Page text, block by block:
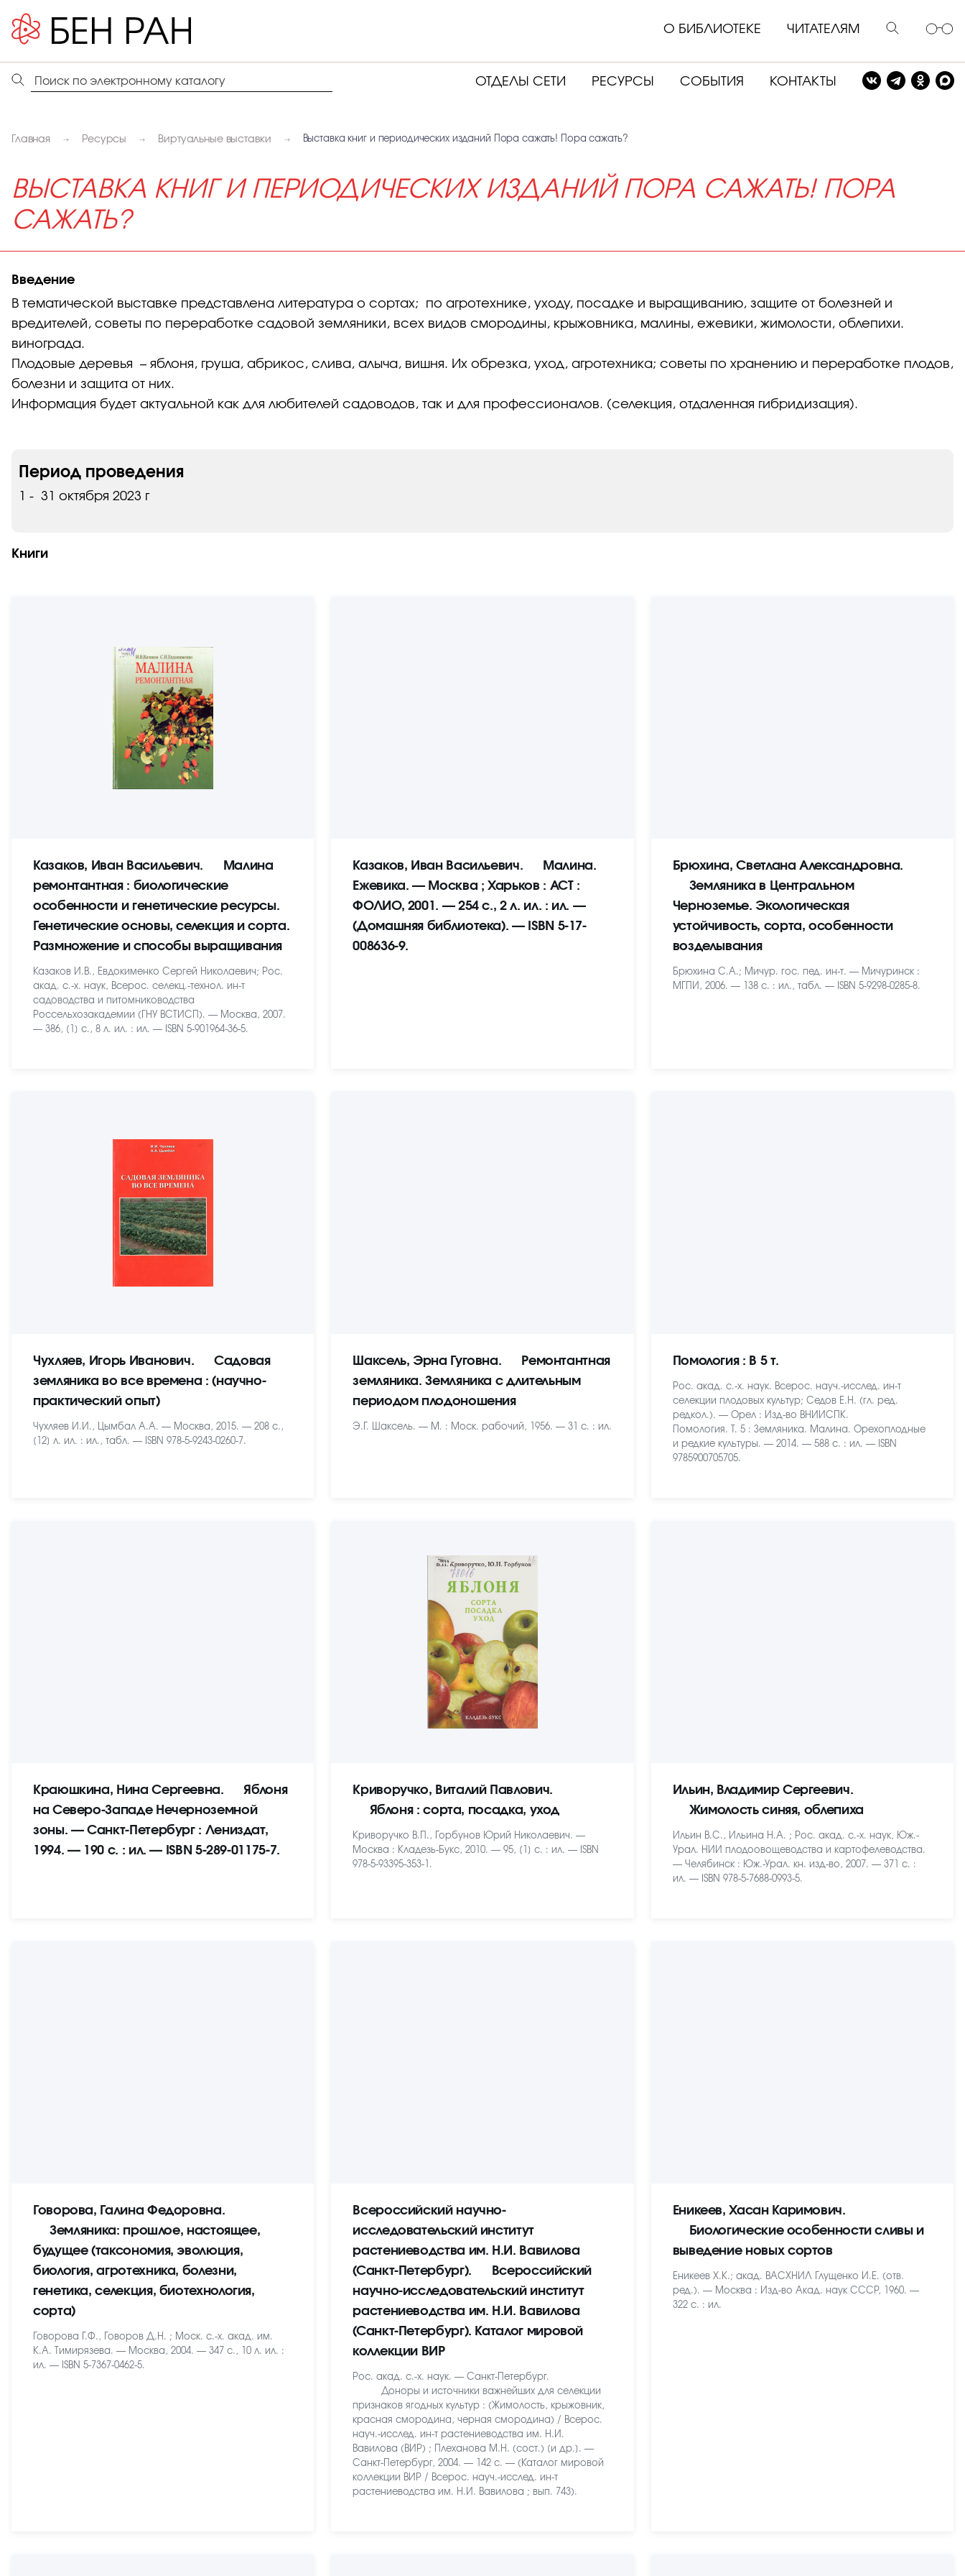
О БИБЛИОТЕКЕ ЧИТАТЕЛЯМ
ОТДЕЛЫ СЕТИ РЕСУРСЫ СОБЫТИЯ КОНТАКТЫ
Главная Ресурсы Виртуальные выставки Выставка книг и периодических изданий Пора сажать! Пора сажать?
ВЫСТАВКА КНИГ И ПЕРИОДИЧЕСКИХ ИЗДАНИЙ ПОРА САЖАТЬ! ПОРА
САЖАТЬ?
Введение
В тематической выставке представлена литература о сортах; по агротехнике, уходу, посадке и выращиванию, защите от болезней и
вредителей, советы по переработке садовой земляники, всех видов смородины, крыжовника, малины, ежевики, жимолости, облепихи.
винограда.
Плодовые деревья – яблоня, груша, абрикос, слива, алыча, вишня. Их обрезка, уход, агротехника; советы по хранению и переработке плодов,
болезни и защита от них.
Информация будет актуальной как для любителей садоводов, так и для профессионалов. (селекция, отдаленная гибридизация).
Период проведения
1 - 31 октября 2023 г
Книги
Казаков, Иван Васильевич. Малина
ремонтантная : биологические
особенности и генетические ресурсы.
Генетические основы, селекция и сорта.
Размножение и способы выращивания
Казаков И.В., Евдокименко Сергей Николаевич; Рос.
акад. с.-х. наук, Всерос. селекц.-технол. ин-т
садоводства и питомниководства
Россельхозакадемии (ГНУ ВСТИСП). — Москва, 2007.
— 386, [1] с., 8 л. ил. : ил. — ISBN 5-901964-36-5.
Казаков, Иван Васильевич. Малина.
Ежевика. — Москва ; Харьков : АСТ :
ФОЛИО, 2001. — 254 с., 2 л. ил. : ил. —
(Домашняя библиотека). — ISBN 5-17-
008636-9.
Брюхина, Светлана Александровна.
Земляника в Центральном
Черноземье. Экологическая
устойчивость, сорта, особенности
возделывания
Брюхина С.А.; Мичур. гос. пед. ин-т. — Мичуринск :
МГПИ, 2006. — 138 с. : ил., табл. — ISBN 5-9298-0285-8.
Чухляев, Игорь Иванович. Садовая
земляника во все времена : (научно-
практический опыт)
Чухляев И.И., Цымбал А.А. — Москва, 2015. — 208 с.,
[12] л. ил. : ил., табл. — ISBN 978-5-9243-0260-7.
Шаксель, Эрна Гуговна. Ремонтантная
земляника. Земляника с длительным
периодом плодоношения
Э.Г. Шаксель. — М. : Моск. рабочий, 1956. — 31 с. : ил.
Помология : В 5 т.
Рос. акад. с.-х. наук. Всерос. науч.-исслед. ин-т
селекции плодовых культур; Седов Е.Н. (гл. ред.
редкол.). — Орел : Изд-во ВНИИСПК.
Помология. Т. 5 : Земляника. Малина. Орехоплодные
и редкие культуры. — 2014. — 588 с. : ил. — ISBN
9785900705705.
Краюшкина, Нина Сергеевна. Яблоня
на Северо-Западе Нечерноземной
зоны. — Санкт-Петербург : Лениздат,
1994. — 190 с. : ил. — ISBN 5-289-01175-7.
Криворучко, Виталий Павлович.
Яблоня : сорта, посадка, уход
Криворучко В.П., Горбунов Юрий Николаевич. —
Москва : Кладезь-Букс, 2010. — 95, [1] с. : ил. — ISBN
978-5-93395-353-1.
Ильин, Владимир Сергеевич.
Жимолость синяя, облепиха
Ильин В.С., Ильина Н.А. ; Рос. акад. с.-х. наук, Юж.-
Урал. НИИ плодоовощеводства и картофелеводства.
— Челябинск : Юж.-Урал. кн. изд-во, 2007. — 371 с. :
ил. — ISBN 978-5-7688-0993-5.
Говорова, Галина Федоровна.
Земляника: прошлое, настоящее,
будущее (таксономия, эволюция,
биология, агротехника, болезни,
генетика, селекция, биотехнология,
сорта)
Говорова Г.Ф., Говоров Д.Н. ; Моск. с.-х. акад. им.
К.А. Тимирязева. — Москва, 2004. — 347 с., 10 л. ил. :
ил. — ISBN 5-7367-0462-5.
Всероссийский научно-
исследовательский институт
растениеводства им. Н.И. Вавилова
(Санкт-Петербург). Всероссийский
научно-исследовательский институт
растениеводства им. Н.И. Вавилова
(Санкт-Петербург). Каталог мировой
коллекции ВИР
Рос. акад. с.-х. наук. — Санкт-Петербург.
Доноры и источники важнейших для селекции
признаков ягодных культур : (Жимолость, крыжовник,
красная смородина, черная смородина) / Всерос.
науч.-исслед. ин-т растениеводства им. Н.И.
Вавилова (ВИР) ; Плеханова М.Н. (сост.) [и др.]. —
Санкт-Петербург, 2004. — 142 с. — (Каталог мировой
коллекции ВИР / Всерос. науч.-исслед. ин-т
растениеводства им. Н.И. Вавилова ; вып. 743).
Еникеев, Хасан Каримович.
Биологические особенности сливы и
выведение новых сортов
Еникеев Х.К.; акад. ВАСХНИЛ Глущенко И.Е. (отв.
ред.). — Москва : Изд-во Акад. наук СССР, 1960. —
322 с. : ил.